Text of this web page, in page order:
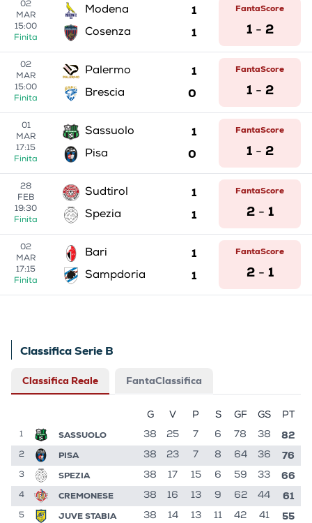
02
MAR
15:00
Finita
Modena 1
Cosenza 1
FantaScore
1 - 2
02
MAR
15:00
Finita
Palermo 1
Brescia 0
FantaScore
1 - 2
01
MAR
17:15
Finita
Sassuolo 1
Pisa 0
FantaScore
1 - 2
28
FEB
19:30
Finita
Sudtirol 1
Spezia 1
FantaScore
2 - 1
02
MAR
17:15
Finita
Bari 1
Sampdoria 1
FantaScore
2 - 1
Classifica Serie B
Classifica Reale FantaClassifica
G V P S GF GS PT
1 SASSUOLO 38 25 7 6 78 38 82
2 PISA 38 23 7 8 64 36 76
3 SPEZIA 38 17 15 6 59 33 66
4 CREMONESE 38 16 13 9 62 44 61
5 JUVE STABIA 38 14 13 11 42 41 55